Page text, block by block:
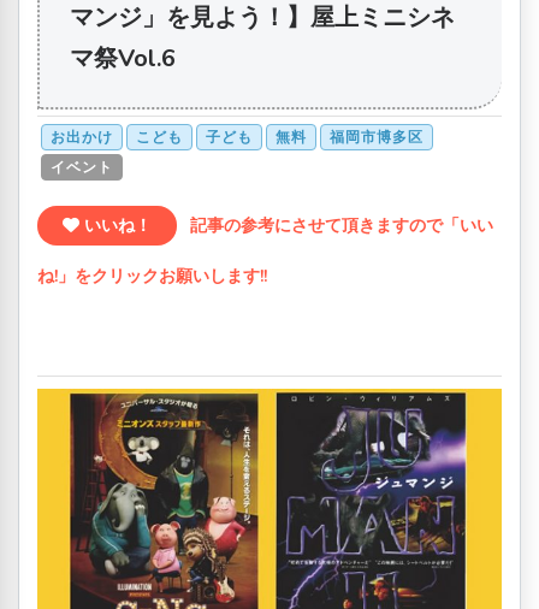
マンジ」を見よう！】屋上ミニシネ
マ祭Vol.6
お出かけ こども 子ども 無料
福岡市博多区
イベント
いいね！ 記事の参考にさせて頂きますので「いい
ね!」をクリックお願いします!!